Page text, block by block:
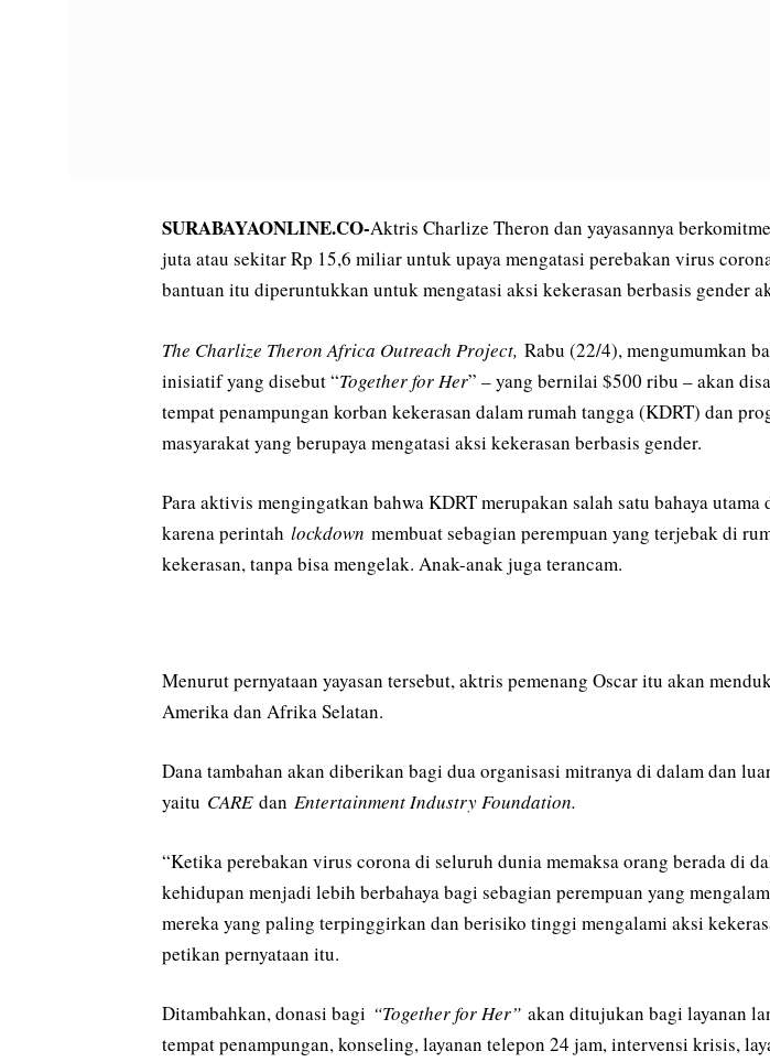
SURABAYAONLINE.CO-Aktris Charlize Theron dan yayasannya
juta atau sekitar Rp 15,6 miliar untuk upaya mengatasi perebakan virus
bantuan itu diperuntukkan untuk mengatasi aksi kekerasan berbasis gender
The Charlize Theron Africa Outreach Project, Rabu (22/4), mengumumkan
inisiatif yang disebut “Together for Her” – yang bernilai $500 ribu – akan
tempat penampungan korban kekerasan dalam rumah tangga (KDRT) dan
masyarakat yang berupaya mengatasi aksi kekerasan berbasis gender.
Para aktivis mengingatkan bahwa KDRT merupakan salah satu bahaya utama
karena perintah lockdown membuat sebagian perempuan yang terjebak di
kekerasan, tanpa bisa mengelak. Anak-anak juga terancam.
Menurut pernyataan yayasan tersebut, aktris pemenang Oscar itu akan
Amerika dan Afrika Selatan.
Dana tambahan akan diberikan bagi dua organisasi mitranya di dalam dan
yaitu CAREdan Entertainment Industry Foundation.
“Ketika perebakan virus corona di seluruh dunia memaksa orang berada di
kehidupan menjadi lebih berbahaya bagi sebagian perempuan yang
mereka yang paling terpinggirkan dan berisiko tinggi mengalami aksi
petikan pernyataan itu.
Ditambahkan, donasi bagi “Together for Her” akan ditujukan bagi layanan
tempat penampungan, konseling, layanan telepon 24 jam, intervensi krisis,